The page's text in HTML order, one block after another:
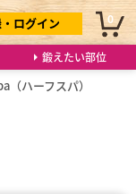
鍛えたい部位
ログイン 0
（ハーフスパ）